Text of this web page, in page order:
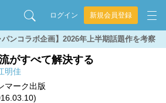
ログイン 新規会員登録
パンコラボ企画】2026年上半期話題作を考察
がすべて解決する
明佳
マーク出版